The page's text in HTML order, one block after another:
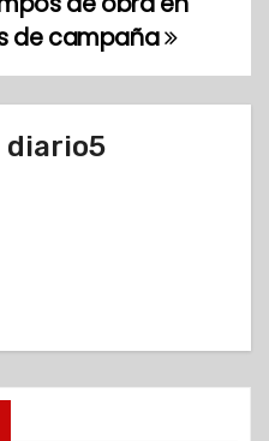
de campaña
diario5